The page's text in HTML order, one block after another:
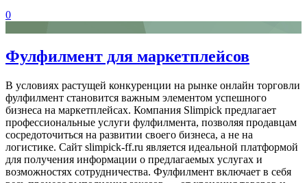
0
Фулфилмент для маркетплейсов
В условиях растущей конкуренции на рынке онлайн торговли
фулфилмент становится важным элементом успешного
бизнеса на маркетплейсах. Компания Slimpick предлагает
профессиональные услуги фулфилмента, позволяя продавцам
сосредоточиться на развитии своего бизнеса, а не на
логистике. Сайт slimpick-ff.ru является идеальной платформой
для получения информации о предлагаемых услугах и
возможностях сотрудничества. Фулфилмент включает в себя